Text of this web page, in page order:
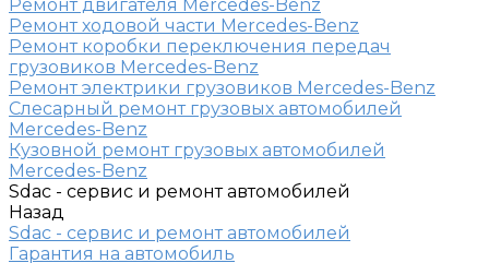
Ремонт двигателя Mercedes-Benz
Ремонт ходовой части Mercedes-Benz
Ремонт коробки переключения передач
грузовиков Mercedes-Benz
Ремонт электрики грузовиков Mercedes-Benz
Слесарный ремонт грузовых автомобилей
Mercedes-Benz
Кузовной ремонт грузовых автомобилей
Mercedes-Benz
Sdac - сервис и ремонт автомобилей
Назад
Sdac - сервис и ремонт автомобилей
Гарантия на автомобиль